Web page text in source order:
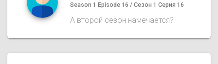
Season 1 Episode 16 / Сезон 1 Серия 16
А второй сезон намечается?